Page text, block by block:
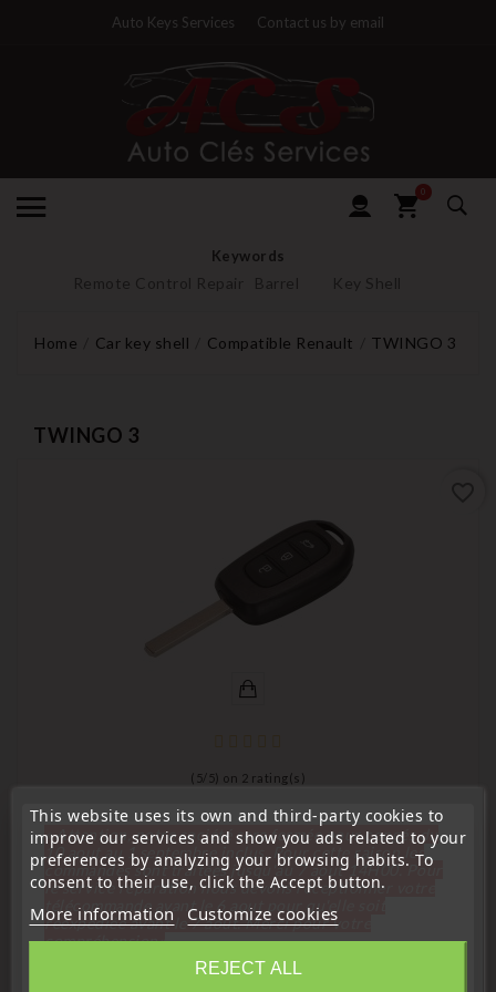
Auto Keys Services Contact us by email
0
Keywords
Remote Control Repair Barrel Key Shell
Home Car key shell Compatible Renault TWINGO 3
TWINGO 3
( 5/ 5) on 2 rating(s)
Compatible Renault
3-Button Key Fob Remote Renault Kangoo, Trafic, Master,
And Kadjar
€9.99 Price
This website uses its own and third-party cookies to
improve our services and show you ads related to your
preferences by analyzing your browsing habits. To
consent to their use, click the Accept button.
More information Customize cookies
REJECT ALL
« Attention, notre société sera fermée pour congés du
10 aout au 1 septembre inclus. Pour cette raison les
commandes sont traitées jusqu'au 7 aout 14H00. Pour
le service réparation nous devons réceptionner votre
télécommande avant le 6 aout pour qu'elle soit
réexpédiée avant le 7 aout. Merci pour votre
compréhension»
Close